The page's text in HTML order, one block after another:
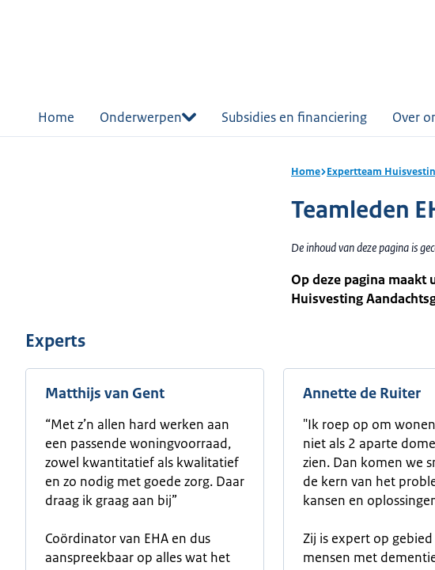
Home Onderwerpen Subsidies en financiering Over
Home Expertteam
Teamleden
De inhoud van deze pagina is
Op deze pagina maakt
Huisvesting
Experts
Matthijs van Gent
“Met z’n allen hard werken aan
een passende woningvoorraad,
zowel kwantitatief als kwalitatief
en zo nodig met goede zorg. Daar
draag ik graag aan bij”
Coördinator van EHA en dus
aanspreekbaar op alles wat het
Annette de Ruiter
"Ik roep op om
niet als 2 aparte
zien. Dan komen we
de kern van het
kansen en
Zij is expert op gebied
mensen met